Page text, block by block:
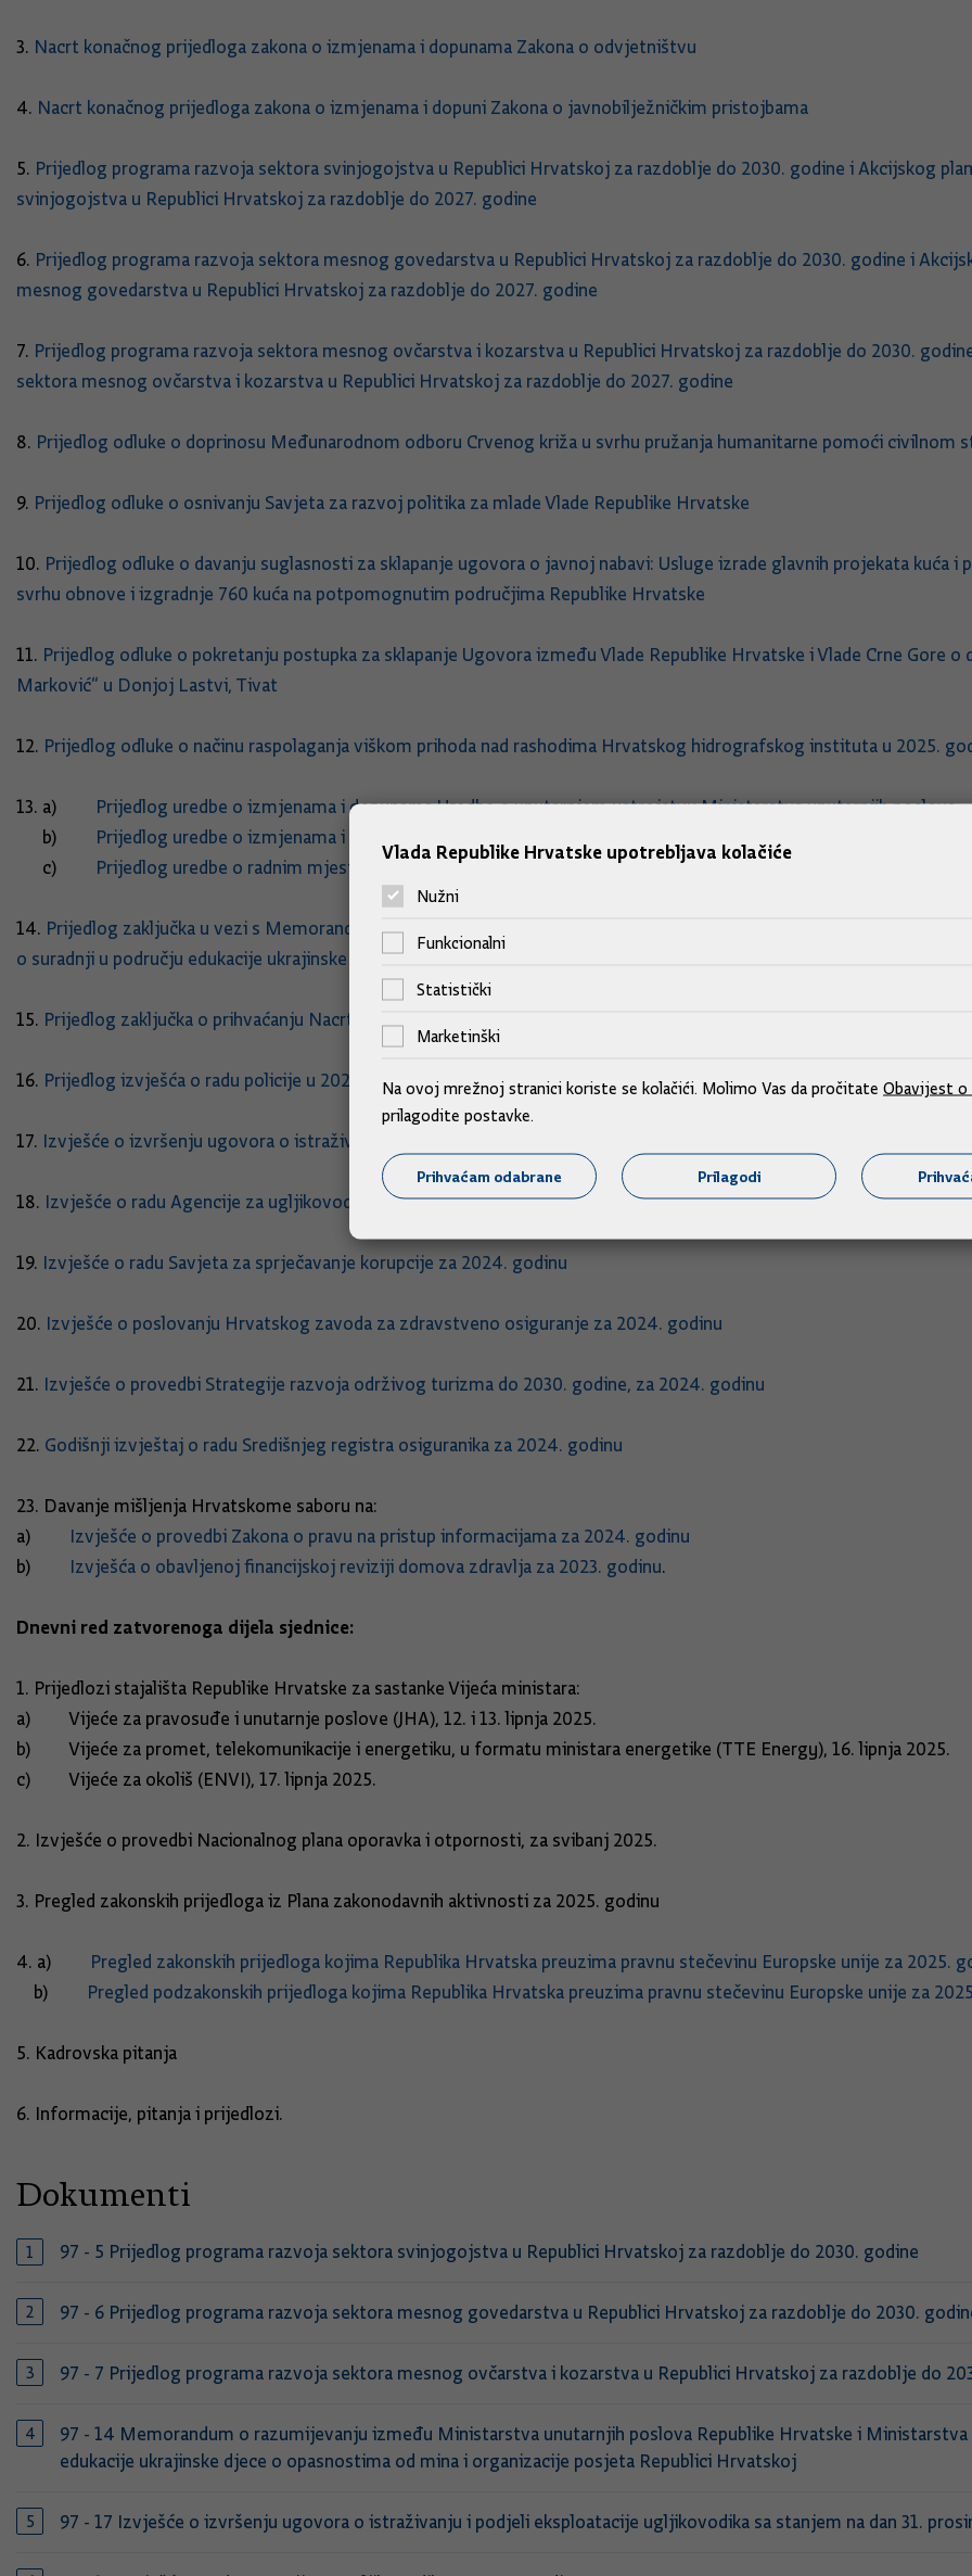
3. Nacrt konačnog prijedloga zakona o izmjenama i dopunama Zakona o odvjetništvu
4. Nacrt konačnog prijedloga zakona o izmjenama i dopuni Zakona o javnobilježničkim pristojbama
5. Prijedlog programa razvoja sektora svinjogojstva u Republici Hrvatskoj za razdoblje do 2030. godine i Akcijskog
svinjogojstva u Republici Hrvatskoj za razdoblje do 2027. godine
6. Prijedlog programa razvoja sektora mesnog govedarstva u Republici Hrvatskoj za razdoblje do 2030. godine i
mesnog govedarstva u Republici Hrvatskoj za razdoblje do 2027. godine
7. Prijedlog programa razvoja sektora mesnog ovčarstva i kozarstva u Republici Hrvatskoj za razdoblje do 2030.
sektora mesnog ovčarstva i kozarstva u Republici Hrvatskoj za razdoblje do 2027. godine
8. Prijedlog odluke o doprinosu Međunarodnom odboru Crvenog križa u svrhu pružanja humanitarne pomoći civilnom
9. Prijedlog odluke o osnivanju Savjeta za razvoj politika za mlade Vlade Republike Hrvatske
10. Prijedlog odluke o davanju suglasnosti za sklapanje ugovora o javnoj nabavi: Usluge izrade glavnih projekata kuća
svrhu obnove i izgradnje 760 kuća na potpomognutim područjima Republike Hrvatske
11. Prijedlog odluke o pokretanju postupka za sklapanje Ugovora između Vlade Republike Hrvatske i Vlade Crne Gore
Marković“ u Donjoj Lastvi, Tivat
12. Prijedlog odluke o načinu raspolaganja viškom prihoda nad rashodima Hrvatskog hidrografskog instituta u 2025.
13. a) Prijedlog uredbe o izmjenama i dopunama Uredbe o unutarnjem ustrojstvu Ministarstva unutarnjih poslova
b) Prijedlog uredbe o izmjenama i dopunama Uredbe o područjima, sjedištima, vrstama i kategorijama
c) Prijedlog uredbe o radnim mjestima policijskih službenika kojima se staž osiguranja računa u povećanom
14. Prijedlog zaključka u vezi s Memorandumom o razumijevanju između Ministarstva unutarnjih poslova Republike
o suradnji u području edukacije ukrajinske djece o opasnostima od mina i organizacije posjeta Republici Hrvatskoj
15. Prijedlog zaključka o prihvaćanju Nacrta deklaracije sa sastanka na vrhu Procesa suradnje u jugoistočnoj Europi
16. Prijedlog izvješća o radu policije u 2024. godini
17. Izvješće o izvršenju ugovora o istraživanju i podjeli eksploatacije ugljikovodika sa stanjem na dan 31. prosinca 2024.
18. Izvješće o radu Agencije za ugljikovodike za 2024. godinu
19. Izvješće o radu Savjeta za sprječavanje korupcije za 2024. godinu
20. Izvješće o poslovanju Hrvatskog zavoda za zdravstveno osiguranje za 2024. godinu
21. Izvješće o provedbi Strategije razvoja održivog turizma do 2030. godine, za 2024. godinu
22. Godišnji izvještaj o radu Središnjeg registra osiguranika za 2024. godinu
23. Davanje mišljenja Hrvatskome saboru na:
a) Izvješće o provedbi Zakona o pravu na pristup informacijama za 2024. godinu
b) Izvješća o obavljenoj financijskoj reviziji domova zdravlja za 2023. godinu.
Dnevni red zatvorenoga dijela sjednice:
1. Prijedlozi stajališta Republike Hrvatske za sastanke Vijeća ministara:
a) Vijeće za pravosuđe i unutarnje poslove (JHA), 12. i 13. lipnja 2025.
b) Vijeće za promet, telekomunikacije i energetiku, u formatu ministara energetike (TTE Energy), 16. lipnja 2025.
c) Vijeće za okoliš (ENVI), 17. lipnja 2025.
2. Izvješće o provedbi Nacionalnog plana oporavka i otpornosti, za svibanj 2025.
3. Pregled zakonskih prijedloga iz Plana zakonodavnih aktivnosti za 2025. godinu
4. a) Pregled zakonskih prijedloga kojima Republika Hrvatska preuzima pravnu stečevinu Europske unije za 2025.
b) Pregled podzakonskih prijedloga kojima Republika Hrvatska preuzima pravnu stečevinu Europske unije za
5. Kadrovska pitanja
6. Informacije, pitanja i prijedlozi.
Dokumenti
97 - 5 Prijedlog programa razvoja sektora svinjogojstva u Republici Hrvatskoj za razdoblje do 2030. godine
97 - 6 Prijedlog programa razvoja sektora mesnog govedarstva u Republici Hrvatskoj za razdoblje do 2030.
97 - 7 Prijedlog programa razvoja sektora mesnog ovčarstva i kozarstva u Republici Hrvatskoj za razdoblje do
97 - 14 Memorandum o razumijevanju između Ministarstva unutarnjih poslova Republike Hrvatske i
edukacije ukrajinske djece o opasnostima od mina i organizacije posjeta Republici Hrvatskoj
97 - 17 Izvješće o izvršenju ugovora o istraživanju i podjeli eksploatacije ugljikovodika sa stanjem na dan 31.
Vlada Republike Hrvatske upotrebljava kolačiće
Nužni
Funkcionalni
Statistički
Marketinški
Na ovoj mrežnoj stranici koriste se kolačići. Molimo Vas da pročitate Obavijest o
prilagodite postavke.
Prihvaćam odabrane Prilagodi